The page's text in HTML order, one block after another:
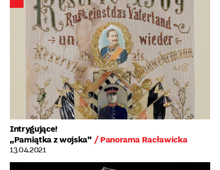
Intrygujące!
„Pamiątka z wojska” / Panorama Racławicka
13.04.2021